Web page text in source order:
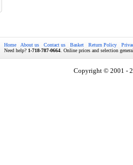
Home About us Contact us Basket Return Policy
Need help? 1-718-787-0664 . Online prices and selection
Copyright © 2001 -